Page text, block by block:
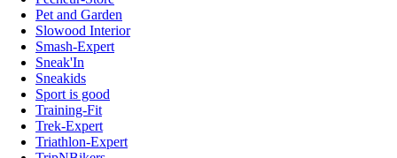
Pet and Garden
Slowood Interior
Smash-Expert
Sneak'In
Sneakids
Sport is good
Training-Fit
Trek-Expert
Triathlon-Expert